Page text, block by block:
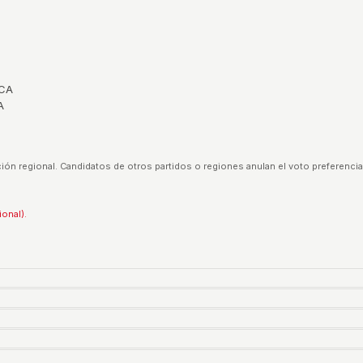
regional. Candidatos de otros partidos o regiones anulan el voto